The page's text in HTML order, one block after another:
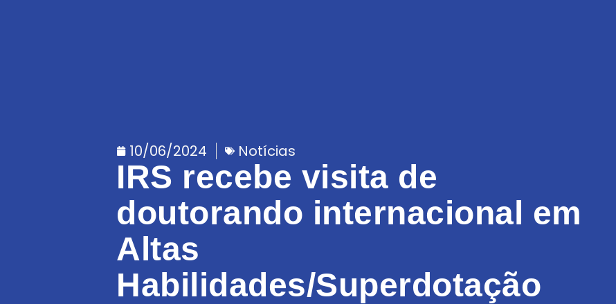
10/06/2024 Notícias
IRS recebe visita de
doutorando internacional em
Altas
Habilidades/Superdotação